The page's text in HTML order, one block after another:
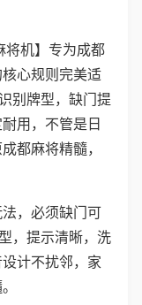
将机】专为成都
心规则完美适
别牌型，缺门提
用，不管是日
都麻将精髓，
，必须缺门可
，提示清晰，洗
计不扰邻，家